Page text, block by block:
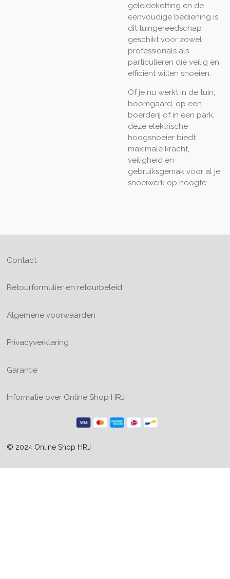
geleideketting en de
eenvoudige bediening is
dit tuingereedschap
geschikt voor zowel
professionals als
particulieren die veilig en
efficiënt willen snoeien.
Of je nu werkt in de tuin,
boomgaard, op een
boerderij of in een park,
deze elektrische
hoogsnoeier biedt
maximale kracht,
veiligheid en
gebruiksgemak voor al je
snoeiwerk op hoogte.
Contact
Retourformulier en retourbeleid
Algemene voorwaarden
Privacyverklaring
Garantie
Informatie over Online Shop HRJ
© 2024 Online Shop HRJ